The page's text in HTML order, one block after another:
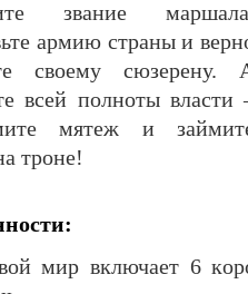
звание
армию страны и
своему сюзерену.
всей полноты власти
мятеж и
троне!
мир включает 6